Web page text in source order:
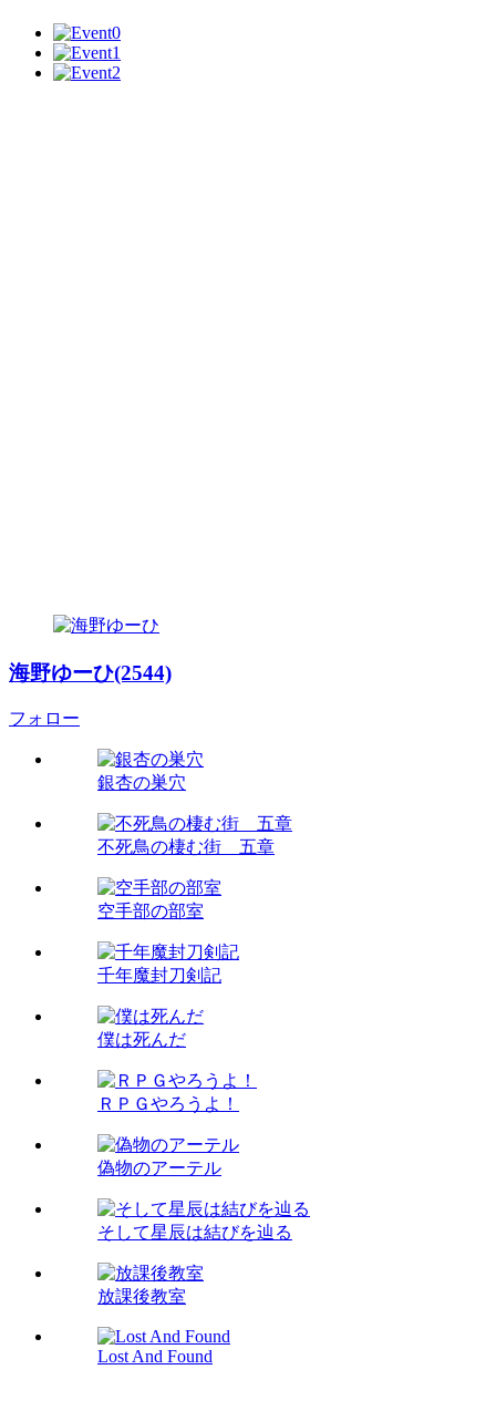
海野ゆーひ(2544)
フォロー
銀杏の巣穴
不死鳥の棲む街 五章
空手部の部室
千年魔封刀剣記
僕は死んだ
ＲＰＧやろうよ！
偽物のアーテル
そして星辰は結びを辿る
放課後教室
Lost And Found